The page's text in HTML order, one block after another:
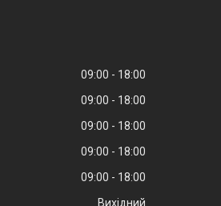
09:00
18:00
09:00
18:00
09:00
18:00
09:00
18:00
09:00
18:00
Вихідний